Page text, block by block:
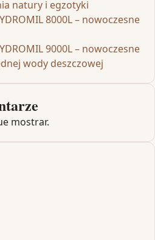
natury i egzotyki
8000L – nowoczesne
9000L – nowoczesne
wody deszczowej
mostrar.